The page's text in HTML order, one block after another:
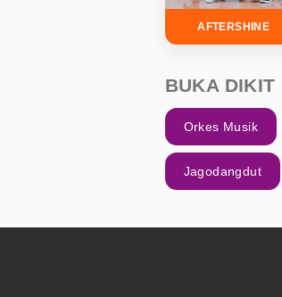
AFTERSHINE
BUKA DIKIT
Orkes Musik
Jagodangdut